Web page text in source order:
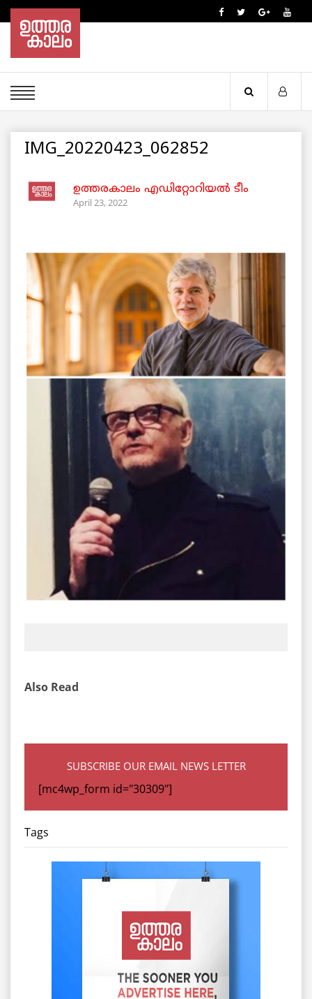
IMG_20220423_062852
ഉത്തരകാലം എഡിറ്റോറിയല്‍ ടീം
April 23, 2022
Also Read
SUBSCRIBE OUR EMAIL NEWS LETTER
[mc4wp_form id="30309"]
Tags